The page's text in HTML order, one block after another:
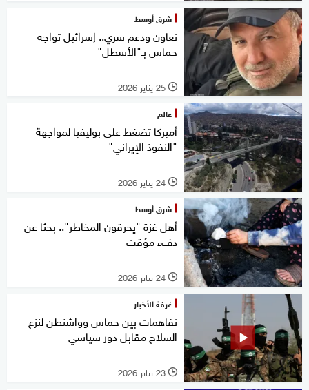
شرق أوسط
تعاون ودعم سري.. إسرائيل تواجه
حماس بـ"الأسطل"
l 25 يناير 2026
عالم
أميركا تضغط على بوليفيا لمواجهة
"النفوذ الإيراني"
l 24 يناير 2026
شرق أوسط
أهل غزة "يحرقون المخاطر".. بحثا عن
دفء مؤقت
l 24 يناير 2026
غرفة الأخبار
تفاهمات بين حماس وواشنطن لنزع
السلاح مقابل دور سياسي
l 23 يناير 2026